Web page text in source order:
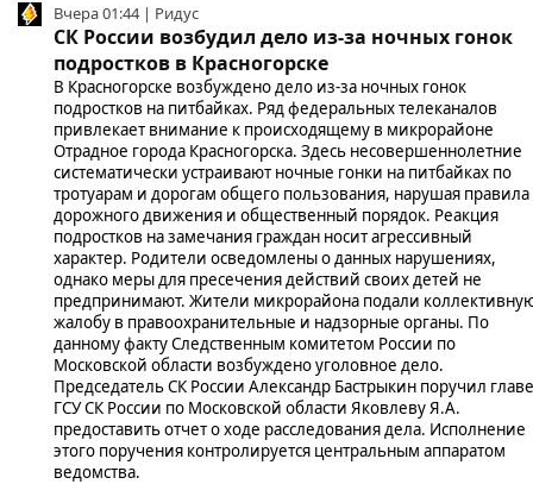
Вчера 01:44 | Ридус
СК России возбудил дело из-за ночных гонок
подростков в Красногорске
В Красногорске возбуждено дело из-за ночных гонок
подростков на питбайках. Ряд федеральных телеканалов
привлекает внимание к происходящему в микрорайоне
Отрадное города Красногорска. Здесь несовершеннолетние
систематически устраивают ночные гонки на питбайках по
тротуарам и дорогам общего пользования, нарушая правила
дорожного движения и общественный порядок. Реакция
подростков на замечания граждан носит агрессивный
характер. Родители осведомлены о данных нарушениях,
однако меры для пресечения действий своих детей не
предпринимают. Жители микрорайона подали
жалобу в правоохранительные и надзорные органы. По
данному факту Следственным комитетом России по
Московской области возбуждено уголовное дело.
Председатель СК России Александр Бастрыкин поручил главе
ГСУ СК России по Московской области Яковлеву Я.А.
предоставить отчет о ходе расследования дела. Исполнение
этого поручения контролируется центральным аппаратом
ведомства.